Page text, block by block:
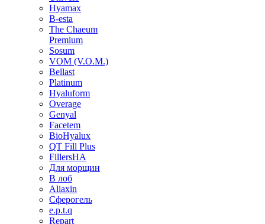
Hyamax
B-esta
The Chaeum
Premium
Sosum
VOM (V.O.M.)
Bellast
Platinum
Hyaluform
Overage
Genyal
Facetem
BioHyalux
QT Fill Plus
FillersHA
Для морщин
В лоб
Aliaxin
Сферогель
e.p.t.q
Repart